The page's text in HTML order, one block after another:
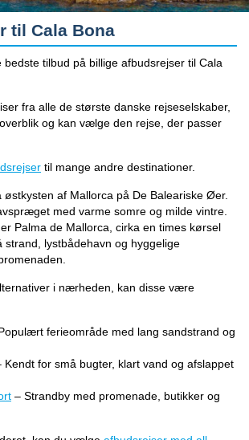
til Cala Bona
bedste tilbud på billige afbudsrejser til Cala
fra alle de største danske rejseselskaber,
og kan vælge den rejse, der passer
til mange andre destinationer.
østkysten af Mallorca på De Baleariske Øer.
med varme somre og milde vintre.
Palma de Mallorca, cirka en times kørsel
lystbådehavn og hyggelige
i nærheden, kan disse være
ferieområde med lang sandstrand og
Kendt for små bugter, klart vand og afslappet
– Strandby med promenade, butikker og